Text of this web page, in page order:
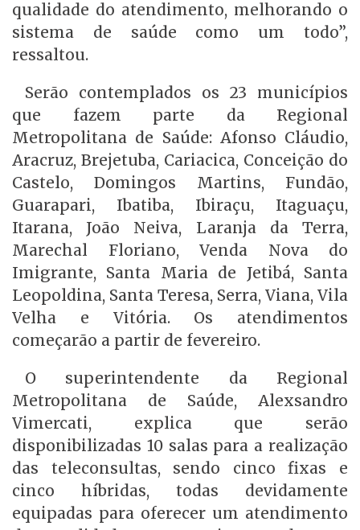
qualidade do atendimento, melhorando o
sistema de saúde como um todo”,
ressaltou.
Serão contemplados os 23 municípios
que fazem parte da Regional
Metropolitana de Saúde: Afonso Cláudio,
Aracruz, Brejetuba, Cariacica, Conceição do
Castelo, Domingos Martins, Fundão,
Guarapari, Ibatiba, Ibiraçu, Itaguaçu,
Itarana, João Neiva, Laranja da Terra,
Marechal Floriano, Venda Nova do
Imigrante, Santa Maria de Jetibá, Santa
Leopoldina, Santa Teresa, Serra, Viana, Vila
Velha e Vitória. Os atendimentos
começarão a partir de fevereiro.
O superintendente da Regional
Metropolitana de Saúde, Alexsandro
Vimercati, explica que serão
disponibilizadas 10 salas para a realização
das teleconsultas, sendo cinco fixas e
cinco híbridas, todas devidamente
equipadas para oferecer um atendimento